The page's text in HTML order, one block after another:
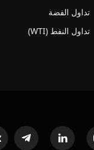
تداول الفضة
تداول النفط (WTI)
لينكدإن تيلقرام